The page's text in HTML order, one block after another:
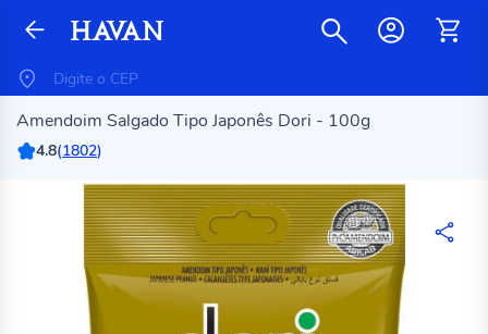
Amendoim Salgado Tipo Japonês Dori - 100g
4.8(1802)